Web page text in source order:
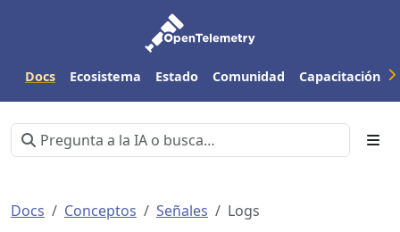
Docs Ecosistema Estado Comunidad Capacitación
Docs Conceptos Señales Logs